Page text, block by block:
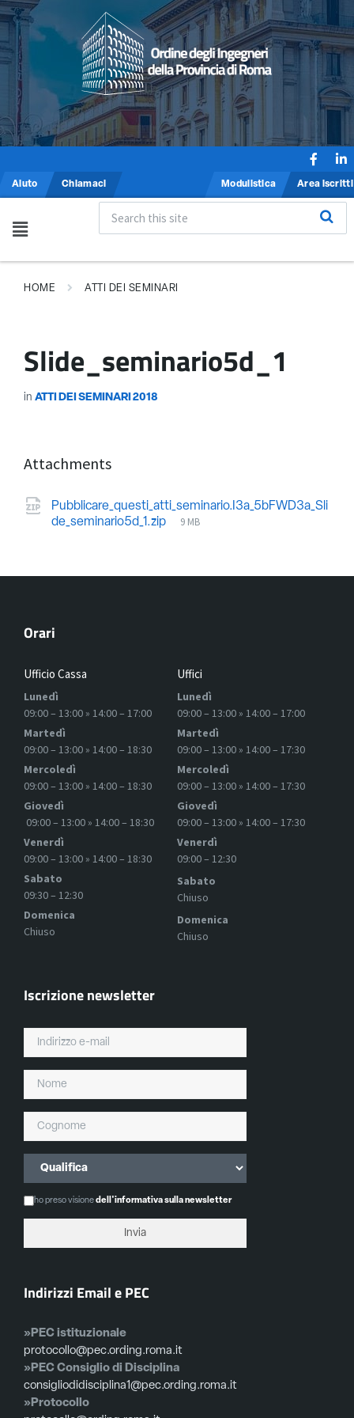
Aiuto Chiamaci Modulistica Area iscritti
HOME ATTI DEI SEMINARI
Slide_seminario5d_1
in ATTI DEI SEMINARI 2018
Attachments
Pubblicare_questi_atti_seminario.I3a_5bFWD3a_Sli
de_seminario5d_1.zip
9 MB
Orari
Ufficio Cassa
Lunedì
09:00 – 13:00 » 14:00 – 17:00
Martedì
09:00 – 13:00 » 14:00 – 18:30
Mercoledì
09:00 – 13:00 » 14:00 – 18:30
Giovedì
09:00 – 13:00 » 14:00 – 18:30
Venerdì
09:00 – 13:00 » 14:00 – 18:30
Sabato
09:30 – 12:30
Domenica
Chiuso
Uffici
Lunedì
09:00 – 13:00 » 14:00 – 17:00
Martedì
09:00 – 13:00 » 14:00 – 17:30
Mercoledì
09:00 – 13:00 » 14:00 – 17:30
Giovedì
09:00 – 13:00 » 14:00 – 17:30
Venerdì
09:00 – 12:30
Sabato
Chiuso
Domenica
Chiuso
Iscrizione newsletter
ho preso visionedell'informativa sulla newsletter
Indirizzi Email e PEC
»PEC istituzionale
protocollo@pec.ording.roma.it
»PEC Consiglio di Disciplina
consigliodidisciplina1@pec.ording.roma.it
»Protocollo